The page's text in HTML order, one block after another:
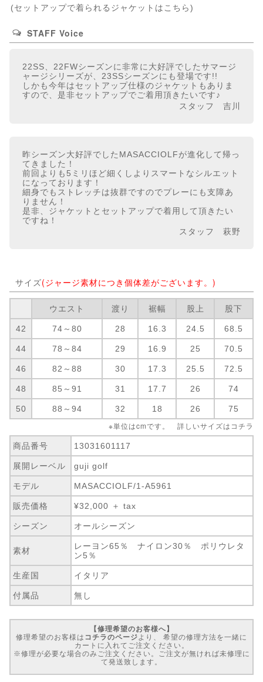
(セットアップで着られるジャケットはこちら)
STAFF Voice
22SS、22FWシーズンに非常に大好評でしたサマージ
ャージシリーズが、23SSシーズンにも登場です!!
しかも今年はセットアップ仕様のジャケットもありま
すので、是非セットアップでご着用頂きたいです♪
スタッフ 吉川
昨シーズン大好評でしたMASACCIOLFが進化して帰っ
てきました！
前回よりも5ミリほど細くしよりスマートなシルエット
になっております！
細身でもストレッチは抜群ですのでプレーにも支障あ
りません！
是非、ジャケットとセットアップで着用して頂きたい
ですね！
スタッフ 萩野
サイズ(ジャージ素材につき個体差がございます。)
ウエスト 渡り 裾幅 股上 股下
42 74～80 28 16.3 24.5 68.5
44 78～84 29 16.9 25 70.5
46 82～88 30 17.3 25.5 72.5
48 85～91 31 17.7 26 74
50 88～94 32 18 26 75
※単位はcmです。 詳しいサイズは コチラ
商品番号 13031601117
展開レーベル guji golf
モデル MASACCIOLF/1-A5961
販売価格 ¥32,000 ＋ tax
シーズン オールシーズン
素材
レーヨン65％ ナイロン30％ ポリウレタ
ン5％
生産国 イタリア
付属品 無し
【修理希望のお客様へ】
修理希望のお客様は コチラのページ より、 希望の修理方法を一緒に
カートに入れてご注文ください。
※修理が必要な場合のみご注文ください。ご注文が無ければ未修理に
て発送致します。